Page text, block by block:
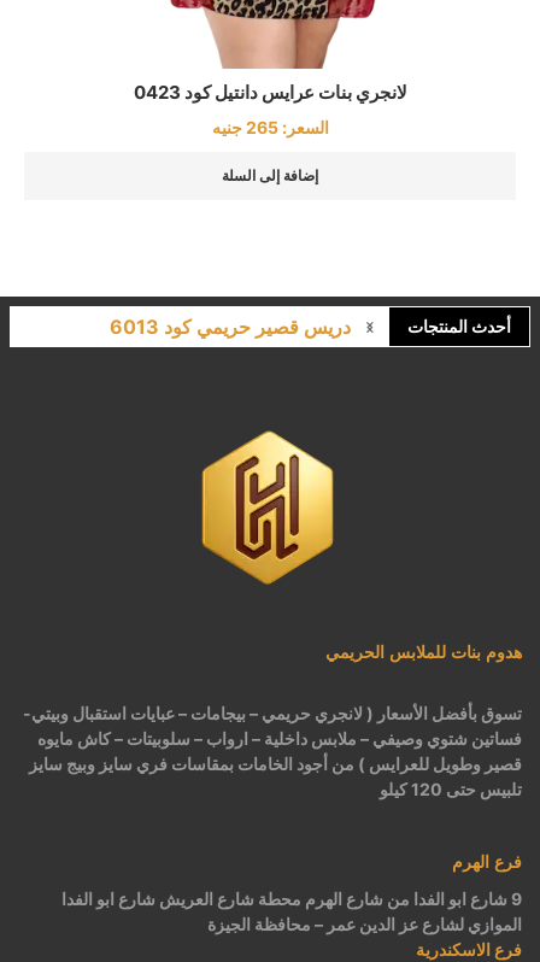
لانجري بنات عرايس دانتيل كود 0423
السعر:265 جنيه
إضافة إلى السلة
أحدث المنتجات دريس قصير حريمي كود 6013
هدوم بنات للملابس الحريمي
تسوق بأفضل الأسعار ( لانجري حريمي – بيجامات – عبايات استقبال وبيتي-
فساتين شتوي وصيفي – ملابس داخلية – ارواب – سلوبيتات – كاش مايوه
قصير وطويل للعرايس ) من أجود الخامات بمقاسات فري سايز وبيج سايز
تلبيس حتى 120 كيلو
فرع الهرم
9 شارع ابو الفدا من شارع الهرم محطة شارع العريش شارع ابو الفدا
الموازي لشارع عز الدين عمر – محافظة الجيزة
فرع الاسكندرية